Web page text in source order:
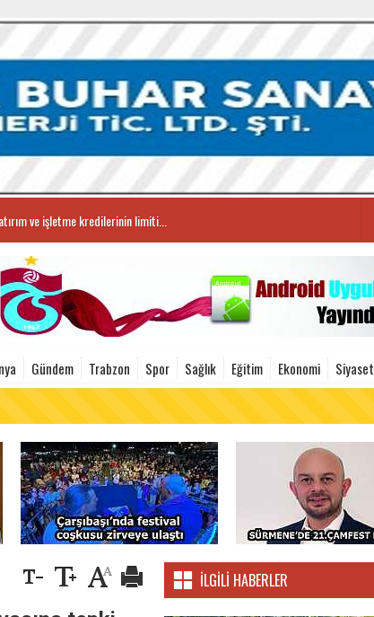
ve işletme kredilerinin limiti...
Gündem Trabzon Spor Sağlık Eğitim Ekonomi Siyaset
ÜRETİCİLERİNE AĞUSTOS AYI İÇİN UYARI!
İLGILI HABERLER